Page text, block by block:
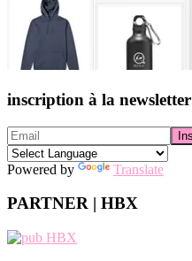
inscription à la newsletter
Powered by Translate
PARTNER | HBX